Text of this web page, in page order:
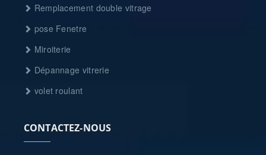
Remplacement double vitrage
pose Fenetre
Miroiterie
Dépannage vitrerie
volet roulant
CONTACTEZ-NOUS